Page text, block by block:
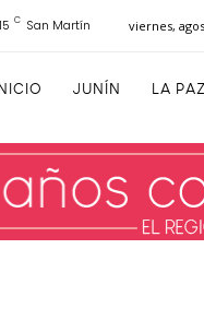
15 C San Martín viernes,
JUNÍN LA PAZ